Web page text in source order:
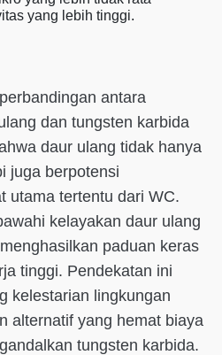
yang lebih tinggi.
antara
dan tungsten karbida
daur ulang tidak hanya
juga berpotensi
utama tertentu dari WC.
kelayakan daur ulang
paduan keras
tinggi. Pendekatan ini
kelestarian lingkungan
alternatif yang hemat biaya
tungsten karbida.